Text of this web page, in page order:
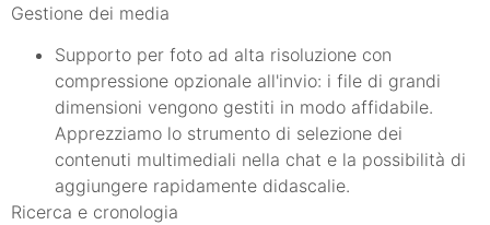
Gestione dei media
Supporto per foto ad alta risoluzione con
compressione opzionale all'invio: i file di grandi
dimensioni vengono gestiti in modo affidabile.
Apprezziamo lo strumento di selezione dei
contenuti multimediali nella chat e la possibilità di
aggiungere rapidamente didascalie.
Ricerca e cronologia